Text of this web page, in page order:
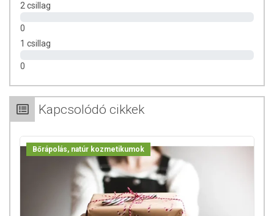
2 csillag
0
1 csillag
0
Kapcsolódó cikkek
Bőrápolás, natúr kozmetikumok